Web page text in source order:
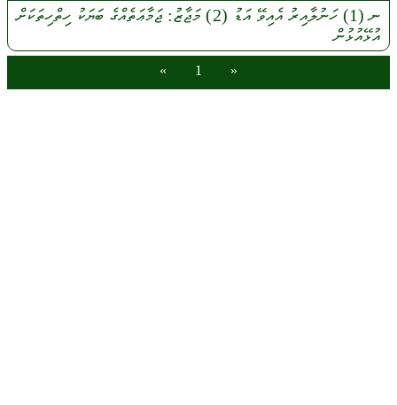
ނ(1) ހަނުލާއިރުއެއިވޭއަޑު (2) މަޖާޒު:ޖަމާޢަތެއްގެ ބަޔަކު ހިތްހިތަކަށް
އުޅޭއުޅުން
«
1
»